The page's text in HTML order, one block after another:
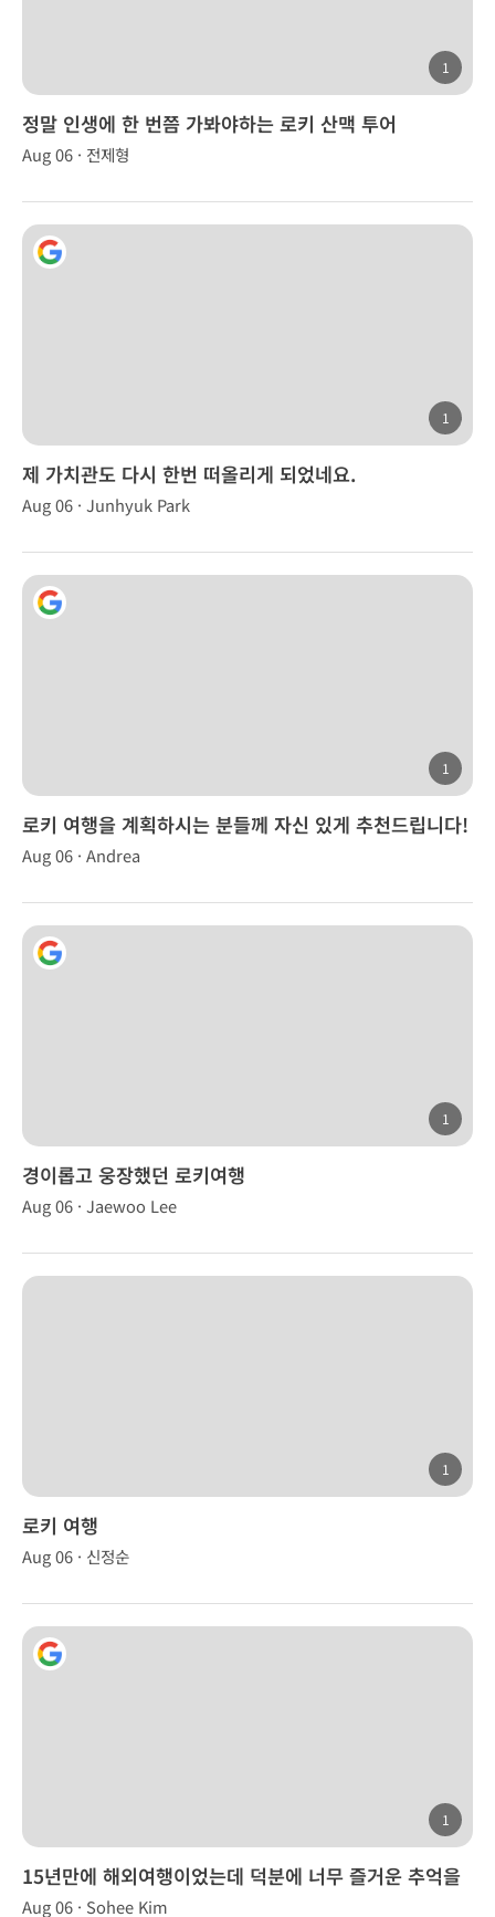
1
정말 인생에 한 번쯤 가봐야하는 로키 산맥 투어
Aug 06 · 전제형
1
제 가치관도 다시 한번 떠올리게 되었네요.
Aug 06 · Junhyuk Park
1
로키 여행을 계획하시는 분들께 자신 있게 추천드립니다!
Aug 06 · Andrea
1
경이롭고 웅장했던 로키여행
Aug 06 · Jaewoo Lee
1
로키 여행
Aug 06 · 신정순
1
15년만에 해외여행이었는데 덕분에 너무 즐거운 추억을
만들었습니다.
Aug 06 · Sohee Kim